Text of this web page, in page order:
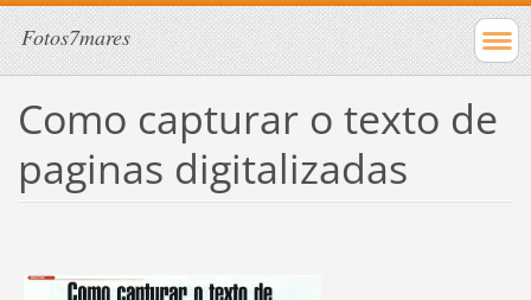
Fotos7mares
Como capturar o texto de
paginas digitalizadas